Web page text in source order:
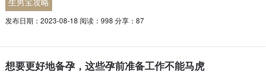
发布日期：2023-08-18 阅读：998 分享：87
想要更好地备孕，这些孕前准备工作不能马虎